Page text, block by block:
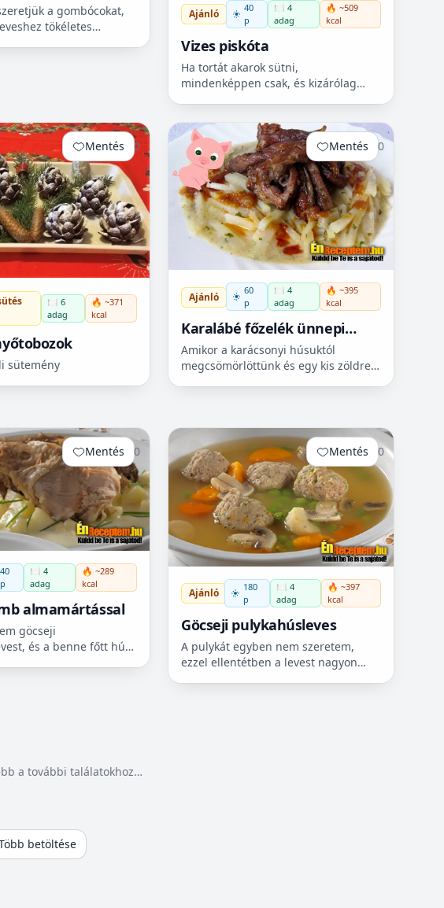
a gombócokat,
tökéletes
Ajánló
40
p
🍽️ 4
adag
🔥 ~509
kcal
Vizes piskóta
Ha tortát akarok sütni,
mindenképpen csak, és kizárólag
akar valakinek készíteni.. Először is...
Mentés 0
🍽️ 6
adag
🔥 ~371
kcal
sütemény
Mentés 0
Ajánló
60
p
🍽️ 4
adag
🔥 ~395
kcal
Karalábé főzelék ünnepi
maradék oldalassal
Amikor a karácsonyi húsuktól
megcsömörlöttünk és egy kis zöldre
Mentés 0
40
p
🍽️ 4
adag
🔥 ~289
kcal
almamártással
göcseji
és a benne főtt húst
Mentés 0
Ajánló
180
p
🍽️ 4
adag
🔥 ~397
kcal
Göcseji pulykahúsleves
A pulykát egyben nem szeretem,
ezzel ellentétben a levest nagyon
a további találatokhoz…
betöltése